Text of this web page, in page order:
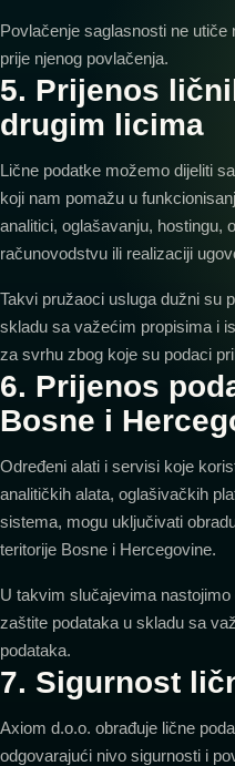
Povlačenje saglasnosti ne
prije njenog povlačenja.
5. Prijenos
drugim licima
Lične podatke možemo dijeliti
koji nam pomažu u
analitici, oglašavanju, hostingu,
računovodstvu ili realizaciji
Takvi pružaoci usluga dužni su
skladu sa važećim propisima i
za svrhu zbog koje su podaci
6. Prijenos
Bosne i
Određeni alati i servisi koje
analitičkih alata, oglašivačkih
sistema, mogu uključivati
teritorije Bosne i Hercegovine.
U takvim slučajevima
zaštite podataka u skladu sa
podataka.
7. Sigurnost
Axiom d.o.o. obrađuje lične
odgovarajući nivo sigurnosti i